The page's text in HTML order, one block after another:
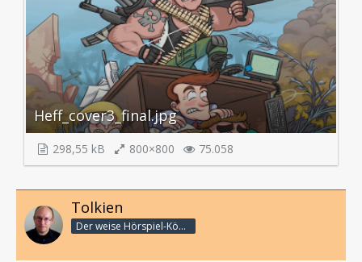
Heff_cover3_final.jpg
298,55 kB 800×800 75.058
Tolkien
Der weise Hörspiel-König